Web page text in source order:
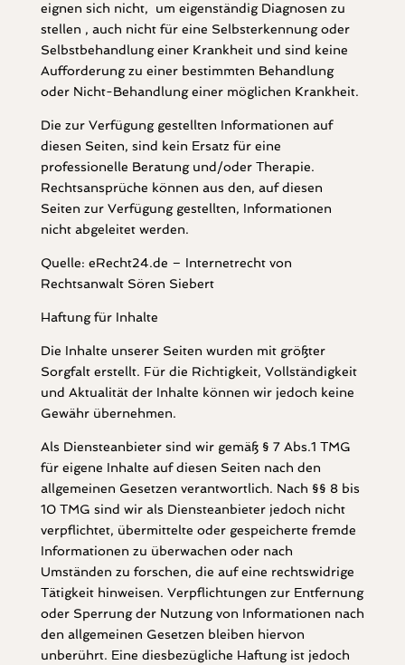
eignen sich nicht, um eigenständig Diagnosen zu
stellen , auch nicht für eine Selbsterkennung oder
Selbstbehandlung einer Krankheit und sind keine
Aufforderung zu einer bestimmten Behandlung
oder Nicht-Behandlung einer möglichen Krankheit.
Die zur Verfügung gestellten Informationen auf
diesen Seiten, sind kein Ersatz für eine
professionelle Beratung und/oder Therapie.
Rechtsansprüche können aus den, auf diesen
Seiten zur Verfügung gestellten, Informationen
nicht abgeleitet werden.
Quelle: eRecht24.de – Internetrecht von
Rechtsanwalt Sören Siebert
Haftung für Inhalte
Die Inhalte unserer Seiten wurden mit größter
Sorgfalt erstellt. Für die Richtigkeit, Vollständigkeit
und Aktualität der Inhalte können wir jedoch keine
Gewähr übernehmen.
Als Diensteanbieter sind wir gemäß § 7 Abs.1 TMG
für eigene Inhalte auf diesen Seiten nach den
allgemeinen Gesetzen verantwortlich. Nach §§ 8 bis
10 TMG sind wir als Diensteanbieter jedoch nicht
verpflichtet, übermittelte oder gespeicherte fremde
Informationen zu überwachen oder nach
Umständen zu forschen, die auf eine rechtswidrige
Tätigkeit hinweisen. Verpflichtungen zur Entfernung
oder Sperrung der Nutzung von Informationen nach
den allgemeinen Gesetzen bleiben hiervon
unberührt. Eine diesbezügliche Haftung ist jedoch